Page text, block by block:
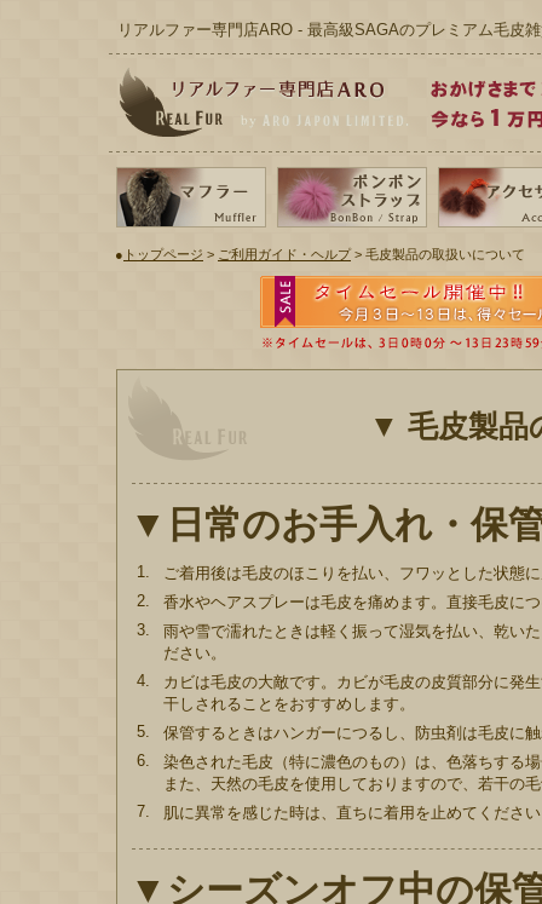
リアルファー専門店ARO - 最高級SAGAのプレミアム毛皮
● トップページ > ご利用ガイド・ヘルプ> 毛皮製品の取扱いについて
▼ 毛皮製品
▼日常のお手入れ・保
1.
ご着用後は毛皮のほこりを払い、フワッとした状態
2.
香水やヘアスプレーは毛皮を痛めます。直接毛皮に
3.
雨や雪で濡れたときは軽く振って湿気を払い、乾い
ださい。
4.
カビは毛皮の大敵です。カビが毛皮の皮質部分に発
干しされることをおすすめします。
5.
保管するときはハンガーにつるし、防虫剤は毛皮に
6.
染色された毛皮（特に濃色のもの）は、色落ちする
また、天然の毛皮を使用しておりますので、若干の
7.
肌に異常を感じた時は、直ちに着用を止めてくださ
▼シーズンオフ中の保